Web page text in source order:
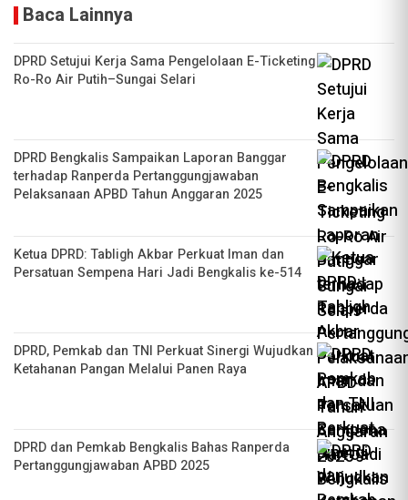
Baca Lainnya
DPRD Setujui Kerja Sama Pengelolaan E-Ticketing
Ro-Ro Air Putih–Sungai Selari
DPRD Bengkalis Sampaikan Laporan Banggar
terhadap Ranperda Pertanggungjawaban
Pelaksanaan APBD Tahun Anggaran 2025
Ketua DPRD: Tabligh Akbar Perkuat Iman dan
Persatuan Sempena Hari Jadi Bengkalis ke-514
DPRD, Pemkab dan TNI Perkuat Sinergi Wujudkan
Ketahanan Pangan Melalui Panen Raya
DPRD dan Pemkab Bengkalis Bahas Ranperda
Pertanggungjawaban APBD 2025